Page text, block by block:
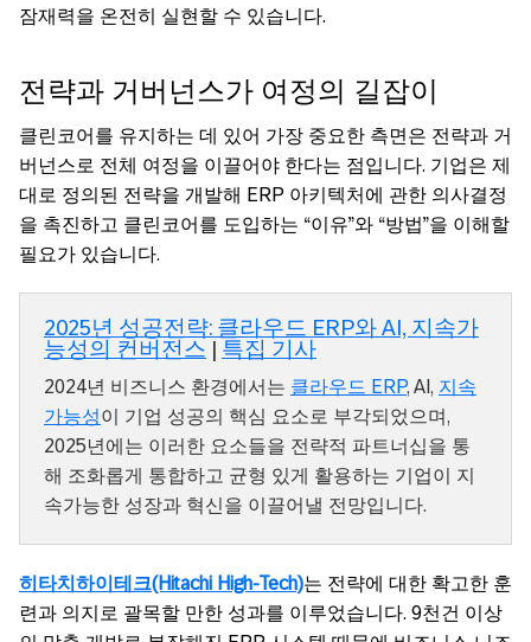
잠재력을 온전히 실현할 수 있습니다.
전략과 거버넌스가 여정의 길잡이
클린코어를 유지하는 데 있어 가장 중요한 측면은 전략과 거
버넌스로 전체 여정을 이끌어야 한다는 점입니다. 기업은 제
대로 정의된 전략을 개발해 ERP 아키텍처에 관한 의사결정
을 촉진하고 클린코어를 도입하는 “이유”와 “방법”을 이해할
필요가 있습니다.
2025년 성공전략: 클라우드 ERP와 AI, 지속가
능성의 컨버전스 | 특집 기사
2024년 비즈니스 환경에서는 클라우드 ERP, AI, 지속
가능성이 기업 성공의 핵심 요소로 부각되었으며,
2025년에는 이러한 요소들을 전략적 파트너십을 통
해 조화롭게 통합하고 균형 있게 활용하는 기업이 지
속가능한 성장과 혁신을 이끌어낼 전망입니다.
히타치하이테크(Hitachi High-Tech)는 전략에 대한 확고한 훈
련과 의지로 괄목할 만한 성과를 이루었습니다. 9천건 이상